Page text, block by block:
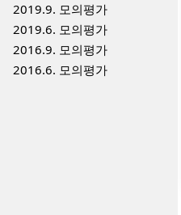
2019.9. 모의평가
2019.6. 모의평가
2016.9. 모의평가
2016.6. 모의평가